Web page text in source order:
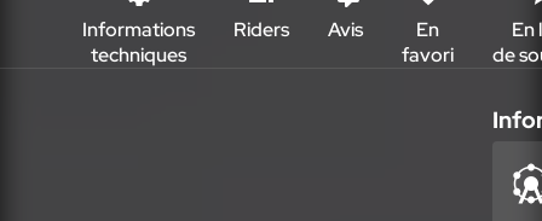
Informations
techniques
Riders Avis
En
favori
En
de